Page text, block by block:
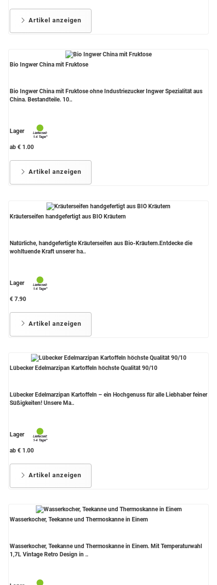
Artikel anzeigen
Bio Ingwer China mit Fruktose
Bio Ingwer China mit Fruktose ohne Industriezucker Ingwer Spezialität aus
China. Bestandteile. 10..
Lager
ab € 1.00
Artikel anzeigen
Kräuterseifen handgefertigt aus BIO Kräutern
Natürliche, handgefertigte Kräuterseifen aus Bio-Kräutern.Entdecke die
wohltuende Kraft unserer ha..
Lager
€ 7.90
Artikel anzeigen
Lübecker Edelmarzipan Kartoffeln höchste Qualität 90/10
Lübecker Edelmarzipan Kartoffeln – ein Hochgenuss für alle Liebhaber feiner
Süßigkeiten! Unsere Ma..
Lager
ab € 1.00
Artikel anzeigen
Wasserkocher, Teekanne und Thermoskanne in Einem
Wasserkocher, Teekanne und Thermoskanne in Einem. Mit Temperaturwahl
1,7L Vintage Retro Design in ..